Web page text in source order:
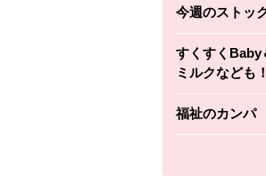
今週のストッ
すくすく
ミルクなども！
福祉のカンパ